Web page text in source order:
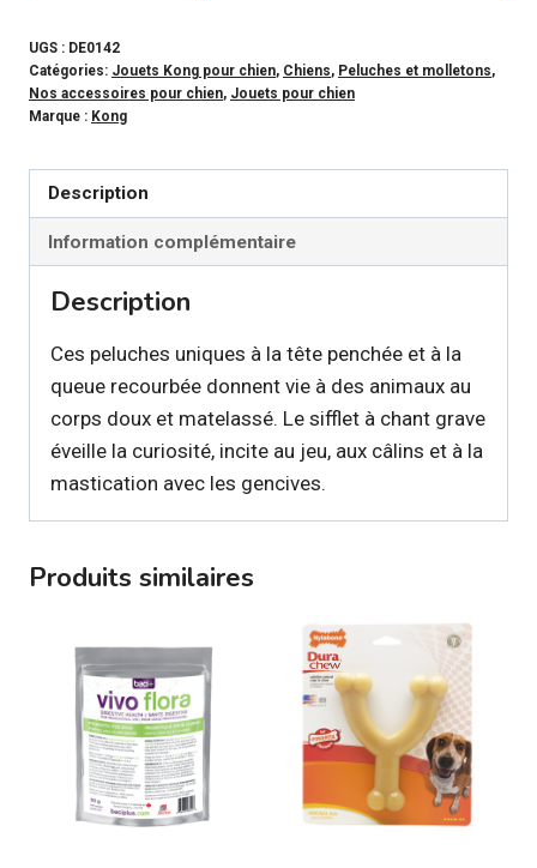
-
Scampers
lion
pour
UGS : DE0142
Catégories: Jouets Kong pour chien, Chiens, Peluches et molletons,
Nos accessoires pour chien, Jouets pour chien
Marque : Kong
Description
Information complémentaire
Description
Ces peluches uniques à la tête penchée et à la
queue recourbée donnent vie à des animaux au
corps doux et matelassé. Le sifflet à chant grave
éveille la curiosité, incite au jeu, aux câlins et à la
mastication avec les gencives.
Produits similaires